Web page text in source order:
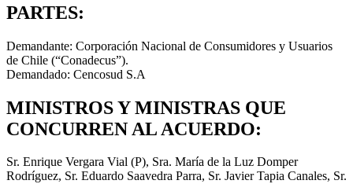
PARTES:
Demandante: Corporación Nacional de Consumidores y Usuarios
de Chile (“Conadecus”).
Demandado: Cencosud S.A
MINISTROS Y MINISTRAS QUE
CONCURREN AL ACUERDO:
Sr. Enrique Vergara Vial (P), Sra. María de la Luz Domper
Rodríguez, Sr. Eduardo Saavedra Parra, Sr. Javier Tapia Canales, Sr.